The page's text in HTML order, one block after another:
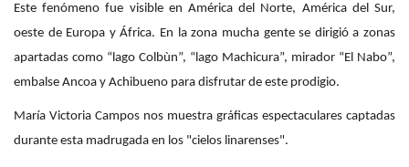
Este fenómeno fue visible en América del Norte, América del Sur,
oeste de Europa y África. En la zona mucha gente se dirigió a zonas
apartadas como “lago Colbùn”, “lago Machicura”, mirador “El Nabo”,
embalse Ancoa y Achibueno para disfrutar de este prodigio.
María Victoria Campos nos muestra gráficas espectaculares captadas
durante esta madrugada en los "cielos linarenses".